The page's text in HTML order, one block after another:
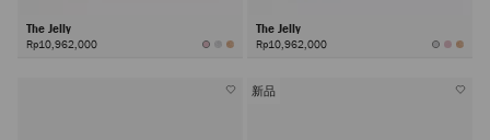
The Jelly
Rp10,962,000
The Jelly
Rp10,962,000
新品